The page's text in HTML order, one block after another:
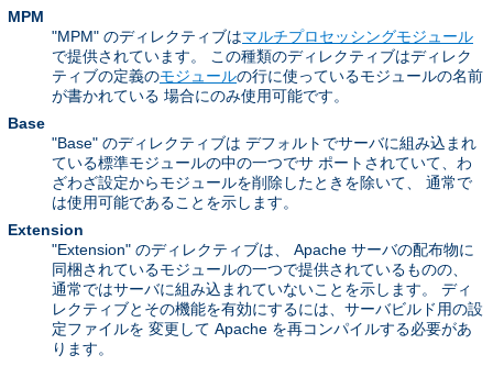
MPM
"MPM" のディレクティブはマルチプロセッシングモジュール
で提供されています。 この種類のディレクティブはディレク
ティブの定義のモジュールの行に使っているモジュールの名前
が書かれている 場合にのみ使用可能です。
Base
"Base" のディレクティブは デフォルトでサーバに組み込まれ
ている標準モジュールの中の一つでサ ポートされていて、わ
ざわざ設定からモジュールを削除したときを除いて、 通常で
は使用可能であることを示します。
Extension
"Extension" のディレクティブは、 Apache サーバの配布物に
同梱されているモジュールの一つで提供されているものの、
通常ではサーバに組み込まれていないことを示します。 ディ
レクティブとその機能を有効にするには、サーバビルド用の設
定ファイルを 変更して Apache を再コンパイルする必要があ
ります。